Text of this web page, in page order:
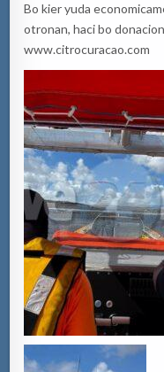
Bo kier yuda
otronan, haci bo
www.citrocuracao.com